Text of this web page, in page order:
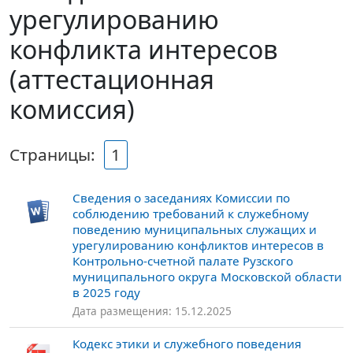
урегулированию
конфликта интересов
(аттестационная
комиссия)
Страницы: 1
Сведения о заседаниях Комиссии по
соблюдению требований к служебному
поведению муниципальных служащих и
урегулированию конфликтов интересов в
Контрольно-счетной палате Рузского
муниципального округа Московской области
в 2025 году
Дата размещения: 15.12.2025
Кодекс этики и служебного поведения